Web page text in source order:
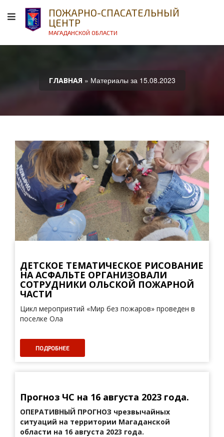
ПОЖАРНО-СПАСАТЕЛЬНЫЙ
ЦЕНТР
МАГАДАНСКОЙ ОБЛАСТИ
ГЛАВНАЯ » Материалы за 15.08.2023
ДЕТСКОЕ ТЕМАТИЧЕСКОЕ РИСОВАНИЕ
НА АСФАЛЬТЕ ОРГАНИЗОВАЛИ
СОТРУДНИКИ ОЛЬСКОЙ ПОЖАРНОЙ
ЧАСТИ
Цикл мероприятий «Мир без пожаров» проведен в
поселке Ола
ПОДРОБНЕЕ
Прогноз ЧС на 16 августа 2023 года.
ОПЕРАТИВНЫЙ ПРОГНОЗ чрезвычайных
ситуаций на территории Магаданской
области на 16 августа 2023 года.